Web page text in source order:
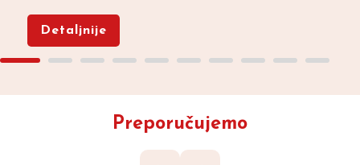
Detaljnije
Preporučujemo